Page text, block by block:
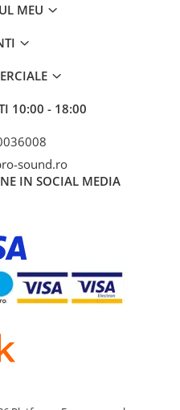
MEU
10:00 - 18:00
sound.ro
IN SOCIAL MEDIA